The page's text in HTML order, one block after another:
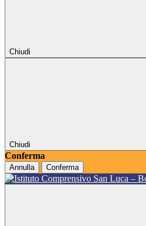
Chiudi
Chiudi
Conferma
Annulla Conferma